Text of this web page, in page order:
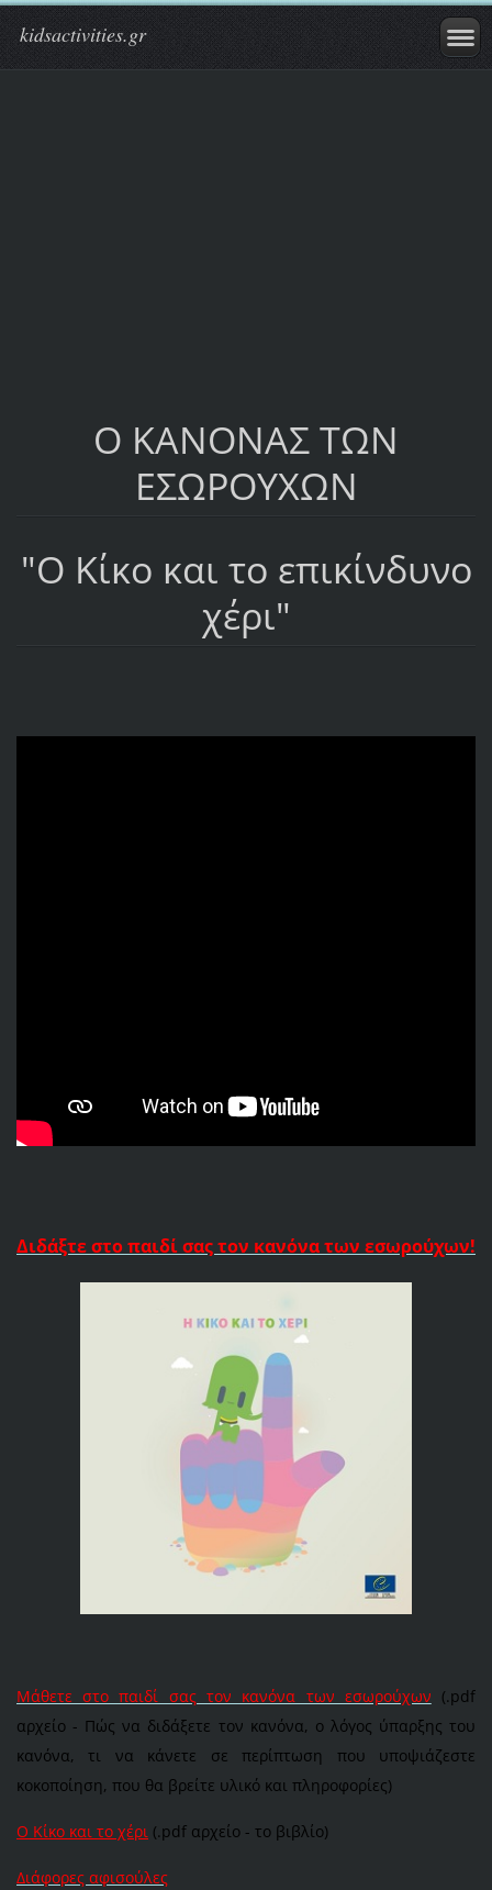
kidsactivities.gr
Ο ΚΑΝΟΝΑΣ ΤΩΝ
ΕΣΩΡΟΥΧΩΝ
"Ο Κίκο και το επικίνδυνο
χέρι"
Διδάξτε στο παιδί σας τον κανόνα των εσωρούχων!
Μάθετε στο παιδί σας τον κανόνα των εσωρούχων (.pdf
αρχείο - Πώς να διδάξετε τον κανόνα, ο λόγος ύπαρξης του
κανόνα, τι να κάνετε σε περίπτωση που υποψιάζεστε
κοκοποίηση, που θα βρείτε υλικό και πληροφορίες)
Ο Κίκο και το χέρι(.pdf αρχείο - το βιβλίο)
Διάφορες αφισούλες